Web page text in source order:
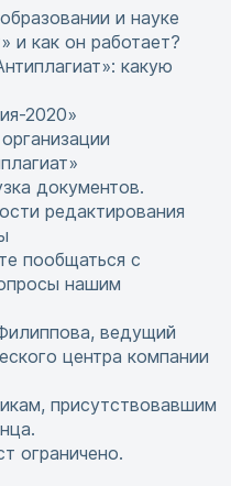
и науке
и как он работает?
какую
2020»
документов.
редактирования
пообщаться с
нашим
ведущий
центра компании
присутствовавшим
ограничено.